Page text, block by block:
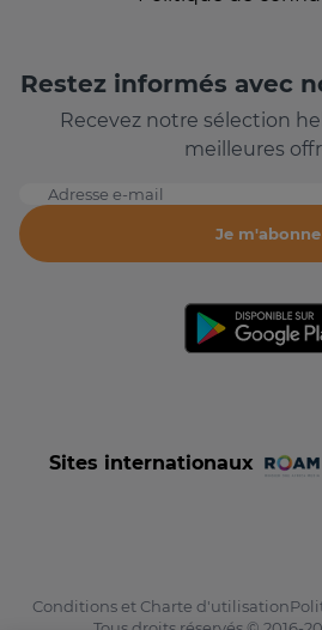
Restez informés avec
Recevez notre sélection
meilleures
Adresse e-mail
Je m'abonne
Sites internationaux
Conditions et Charte d'utilisation